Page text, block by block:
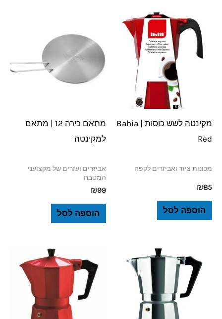
מקינטה לשש כוסות | Bahia
Red
מכונות ציוד ואביזרים לקפה
₪85
הוספה לסל
מתאם כירה 12 | מתאם
למקינטה
אביזרים ועזרים של מקצועני
המטבח
₪99
הוספה לסל